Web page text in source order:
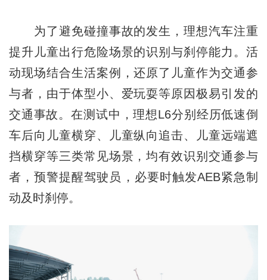
为了避免碰撞事故的发生，理想汽车注重
提升儿童出行危险场景的识别与刹停能力。活
动现场结合生活案例，还原了儿童作为交通参
与者，由于体型小、爱玩耍等原因极易引发的
交通事故。在测试中，理想L6分别经历低速倒
车后向儿童横穿、儿童纵向追击、儿童远端遮
挡横穿等三类常见场景，均有效识别交通参与
者，预警提醒驾驶员，必要时触发AEB紧急制
动及时刹停。